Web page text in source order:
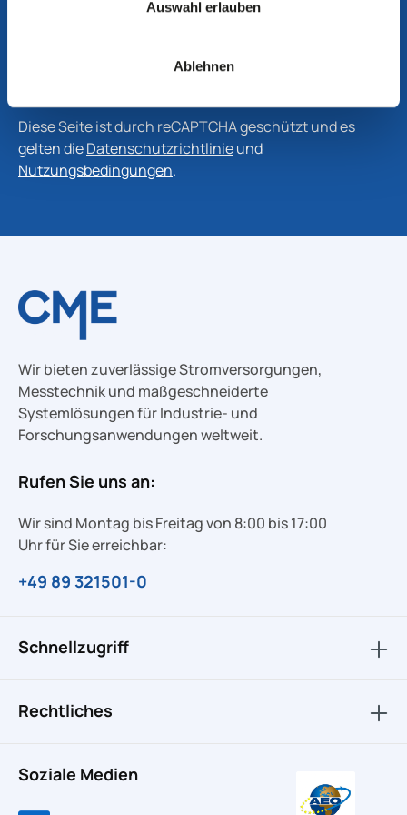
Auswahl erlauben
Ablehnen
Informationen zu Produkten, Technologien und
Diese Seite ist durch reCAPTCHA geschützt und es
gelten dieDatenschutzrichtlinieund
Nutzungsbedingungen.
Wir bieten zuverlässige Stromversorgungen,
Messtechnik und maßgeschneiderte
Systemlösungen für Industrie- und
Forschungsanwendungen weltweit.
Rufen Sie uns an:
Wir sind Montag bis Freitag von 8:00 bis 17:00
Uhr für Sie erreichbar:
+49 89 321501-0
Soziale Medien
Schnellzugriff
Rechtliches